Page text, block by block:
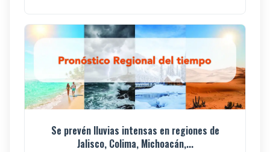
Se prevén lluvias intensas en regiones de
Jalisco, Colima, Michoacán,...